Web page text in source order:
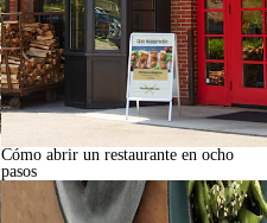
Cómo abrir un restaurante en ocho
pasos